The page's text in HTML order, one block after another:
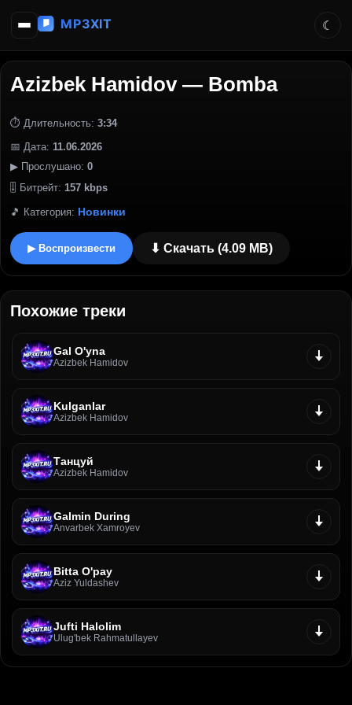
Azizbek Hamidov — Bomba
⏱ Длительность: 3:34
📅 Дата: 11.06.2026
▶ Прослушано: 0
🎚 Битрейт: 157 kbps
🎵 Категория: Новинки
▶ Воспроизвести ⬇ Скачать (4.09 MB)
Похожие треки
Gal O'yna
Azizbek Hamidov
Kulganlar
Azizbek Hamidov
Танцуй
Azizbek Hamidov
Galmin During
Anvarbek Xamroyev
Bitta O'pay
Aziz Yuldashev
Jufti Halolim
Ulug'bek Rahmatullayev